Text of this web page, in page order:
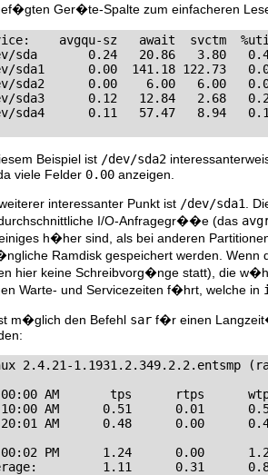
Ger�te-Spalte zum einfacheren
avgqu-sz   await  svctm
sda       0.24   20.86   3.80
sda1      0.00  141.18 122.73
sda2      0.00    6.00   6.00
sda3      0.12   12.84   2.68
sda4      0.11   57.47   8.94
Beispiel ist /dev/sda2
viele Felder 0.00 anzeigen.
interessanter Punkt ist /dev/sda1
.
I/O-Anfragegr��e (das
h�her sind, als bei anderen
Ramdisk gespeichert werden. Wenn
hier keine Schreibvorg�nge statt), die
Warte- und Servicezeiten f�hrt, welche in
m�glich den Befehl sar f�r einen
2.4.21-1.1931.2.349.2.2.entsmp
AM       tps      rtps
AM      0.51      0.01
AM      0.48      0.00
PM      1.24      0.00
1.11      0.31